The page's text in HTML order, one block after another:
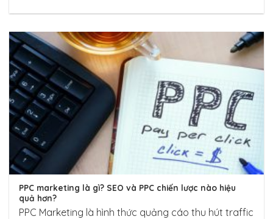
PPC marketing là gì? SEO và PPC chiến lược nào hiệu
quả hơn?
PPC Marketing là hình thức quảng cáo thu hút traffic